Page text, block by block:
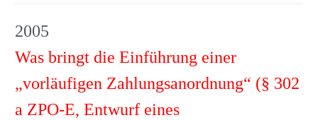
2005
Was bringt die Einführung einer
„vorläufigen Zahlungsanordnung“ (§ 302
a ZPO-E, Entwurf eines